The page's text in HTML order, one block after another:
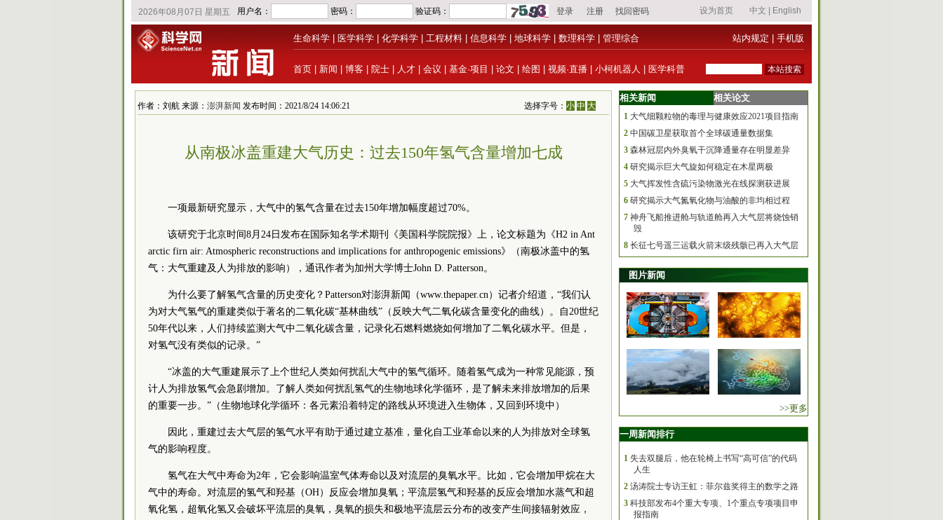
生命科学 医学科学 化学科学 工程材料 信息科学 地球科学 数理科学 管理综合 站内规定 手机版
首页 新闻 博客 院士 人才 会议 基金·项目 论文 绘图 视频·直播 小柯机器人 医学科普
作者：刘航 来源： 澎湃新闻 发布时间：2021/8/24 14:06:21 选择字号：小 中 大
从南极冰盖重建大气历史：过去150年氢气含量增加七成
一项最新研究显示，大气中的氢气含量在过去150年增加幅度超过70%。
该研究于北京时间8月24日发布在国际知名学术期刊《美国 科学院院报》上，论文标题为《H2 in Ant
arctic firn air: Atmospheric reconstructions and implications for anthropogenic emissions》（南极冰盖中的氢
气：大气重建及人为排放的影响），通讯作者为加州大学博士John D. Patterson。
为什么要了解氢气含量的历史变化？Patterson对澎湃新闻（www.thepaper.cn）记者介绍道，“我们认
为对大气氢气的重建类似于著名的二氧化碳“基林曲线”（反映大气二氧化碳含量变化的曲线）。自20世纪
50年代以来，人们持续监测大气中二氧化碳含量，记录化石燃料燃烧如何增加了二氧化碳水平。但是，
对氢气没有类似的记录。”
“冰盖的大气重建展示了上个世纪人类如何扰乱大气中的氢气循环。随着氢气成为一种常见能源，预
计人为排放氢气会急剧增加。了解人类如何扰乱氢气的生物地球化学循环，是了解未来排放增加的后果
的重要一步。”（生物地球化学循环：各元素沿着特定的路线从环境进入生物体，又回到环境中）
因此，重建过去大气层的氢气水平有助于通过建立基准，量化自工业革命以来的人为排放对全球氢
气的影响程度。
氢气在大气中寿命为2年，它会影响温室气体寿命以及对流层的臭氧水平。比如，它会增加甲烷在大
气中的寿命。对流层的氢气和羟基（OH）反应会增加臭氧；平流层氢气和羟基的反应会增加水蒸气和超
氧化氢，超氧化氢又会破坏平流层的臭氧，臭氧的损失和极地平流层云分布的改变产生间接辐射效应，
相关新闻 相关论文
1 大气细颗粒物的毒理与健康效应2021项目指南
2 中国碳卫星获取首个全球碳通量数据集
3 森林冠层内外臭氧干沉降通量存在明显差异
4 研究揭示巨大气旋如何稳定在木星两极
5 大气挥发性含硫污染物激光在线探测获进展
6 研究揭示大气氮氧化物与油酸的非均相过程
7 神舟飞船推进舱与轨道舱再入大气层将烧蚀销
毁
8 长征七号遥三运载火箭末级残骸已再入大气层
图片新闻
>>更多
一周新闻排行
1 失去双腿后，他在轮椅上书写“高可信”的代码
人生
2 汤涛院士专访王虹：菲尔兹奖得主的数学之路
3 科技部发布4个重大专项、1个重点专项项目申
报指南